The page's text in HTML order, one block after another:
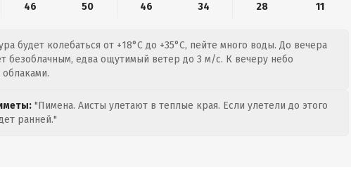
46 50 46 34 28 11
будет колебаться от +18°C до +35°C, пейте много воды. До вечера
безоблачным, едва ощутимый ветер до 3 м/с. К вечеру небо
облаками.
"Пимена. Аисты улетают в теплые края. Если улетели до этого
ранней."